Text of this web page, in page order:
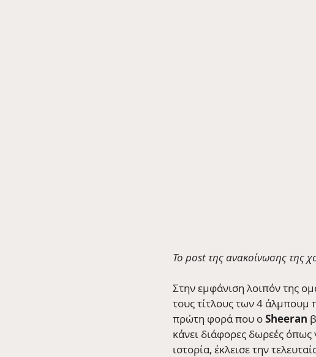
Το post της ανακοίνωσης της
Στην εμφάνιση λοιπόν της
τους τίτλους των 4 άλμπουμ
πρώτη φορά που ο Sheeran
κάνει διάφορες δωρεές όπως
ιστορία, έκλεισε την